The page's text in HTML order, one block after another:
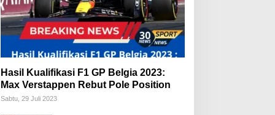
Hasil Kualifikasi F1 GP Belgia 2023:
Max Verstappen Rebut Pole Position
Sabtu, 29 Juli 2023